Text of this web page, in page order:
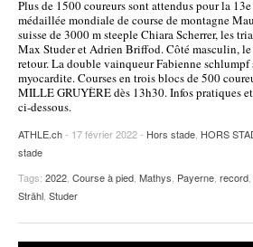
POURQUOI ATHLE.CH ?
ATHLE.CH RÉGIONS | VAUD
HIGHLIGHTS
LIVRES
Plus de 1500 coureurs sont attendus pour la
médaillée mondiale de course de montagne
suisse de 3000 m steeple Chiara Scherrer, les
Max Studer et Adrien Briffod. Côté masculin, le
retour. La double vainqueur Fabienne schlumpf
myocardite. Courses en trois blocs de 500
MILLE GRUYÈRE dès 13h30. Infos pratiques
ci-dessous.
ATHLE.ch- 17 février 2022 - Hors stade HORS
stade
Tags: 2022 Course à pied Mathys Payerne record
Strähl Studer